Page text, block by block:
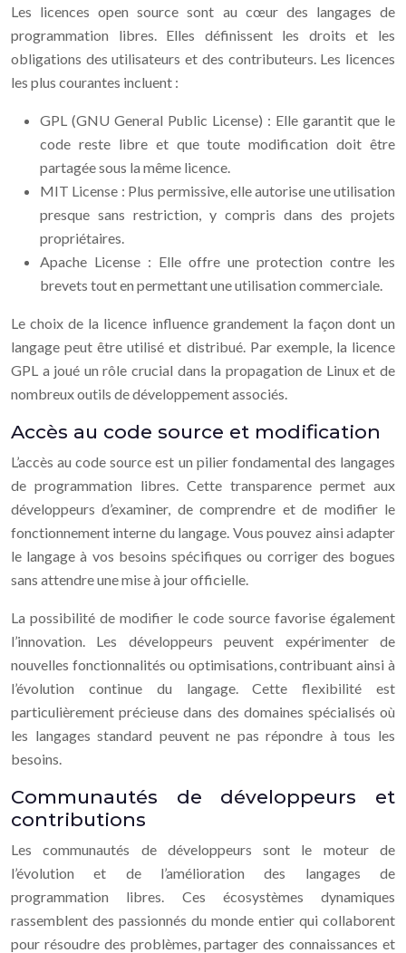
Les licences open source sont au cœur des langages de
programmation libres. Elles définissent les droits et les
obligations des utilisateurs et des contributeurs. Les licences
les plus courantes incluent :
GPL (GNU General Public License) : Elle garantit que le
code reste libre et que toute modification doit être
partagée sous la même licence.
MIT License : Plus permissive, elle autorise une utilisation
presque sans restriction, y compris dans des projets
propriétaires.
Apache License : Elle offre une protection contre les
brevets tout en permettant une utilisation commerciale.
Le choix de la licence influence grandement la façon dont un
langage peut être utilisé et distribué. Par exemple, la licence
GPL a joué un rôle crucial dans la propagation de Linux et de
nombreux outils de développement associés.
Accès au code source et modification
L’accès au code source est un pilier fondamental des langages
de programmation libres. Cette transparence permet aux
développeurs d’examiner, de comprendre et de modifier le
fonctionnement interne du langage. Vous pouvez ainsi adapter
le langage à vos besoins spécifiques ou corriger des bogues
sans attendre une mise à jour officielle.
La possibilité de modifier le code source favorise également
l’innovation. Les développeurs peuvent expérimenter de
nouvelles fonctionnalités ou optimisations, contribuant ainsi à
l’évolution continue du langage. Cette flexibilité est
particulièrement précieuse dans des domaines spécialisés où
les langages standard peuvent ne pas répondre à tous les
besoins.
Communautés de développeurs et
contributions
Les communautés de développeurs sont le moteur de
l’évolution et de l’amélioration des langages de
programmation libres. Ces écosystèmes dynamiques
rassemblent des passionnés du monde entier qui collaborent
pour résoudre des problèmes, partager des connaissances et